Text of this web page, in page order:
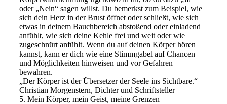
oder „Nein“ sagen willst. Du bemerkst zum Beispiel, wie
sich dein Herz in der Brust öffnet oder schließt, wie sich
etwas in deinem Bauchbereich abstoßend oder einladend
anfühlt, wie sich deine Kehle frei und weit oder wie
zugeschnürt anfühlt. Wenn du auf deinen Körper hören
kannst, kann er dich wie eine Stimmgabel auf Chancen
und Möglichkeiten hinweisen und vor Gefahren
bewahren.
„Der Körper ist der Übersetzer der Seele ins Sichtbare.“
Christian Morgenstern, Dichter und Schriftsteller
5. Mein Körper, mein Geist, meine Grenzen